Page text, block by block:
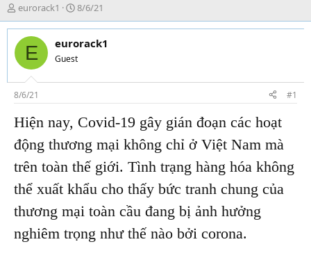
T
h
r
e
d
s
t
a
r
e
eurorack1
N
g
à
y
g
i
8/6/21
E eurorack1
Guest
8/6/21 #1
Hiện nay, Covid-19 gây gián đoạn các hoạt
động thương mại không chỉ ở Việt Nam mà
trên toàn thế giới. Tình trạng hàng hóa không
thể xuất khẩu cho thấy bức tranh chung của
thương mại toàn cầu đang bị ảnh hưởng
nghiêm trọng như thế nào bởi corona.